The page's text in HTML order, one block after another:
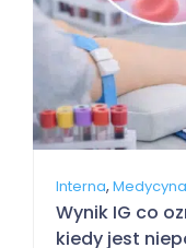
Interna,
Wynik IG co
kiedy jest